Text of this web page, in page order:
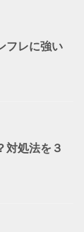
フレに強い
対処法を３